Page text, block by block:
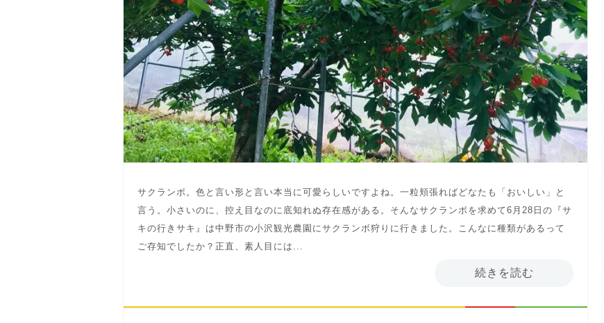
サクランボ。色と言い形と言い本当に可愛らしいですよね。一粒頬張ればどなたも「おいしい」と
言う。小さいのに、控え目なのに底知れぬ存在感がある。そんなサクランボを求めて6月28日の『サ
キの行きサキ』は中野市の小沢観光農園にサクランボ狩りに行きました。こんなに種類があるって
ご存知でしたか？正直、素人目には...
続きを読む